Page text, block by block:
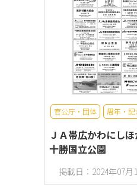
官公庁・団体 周年・記
ＪＡ帯広かわにし
十勝国立公園
掲載日：2024年07月